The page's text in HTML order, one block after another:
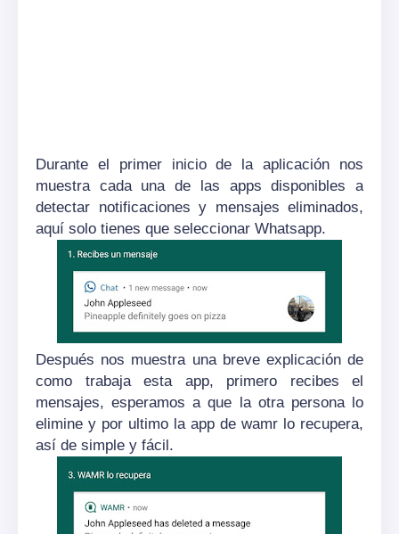
Durante el primer inicio de la aplicación nos
muestra cada una de las apps disponibles a
detectar notificaciones y mensajes eliminados,
aquí solo tienes que seleccionar Whatsapp.
Después nos muestra una breve explicación de
como trabaja esta app, primero recibes el
mensajes, esperamos a que la otra persona lo
elimine y por ultimo la app de wamr lo recupera,
así de simple y fácil.